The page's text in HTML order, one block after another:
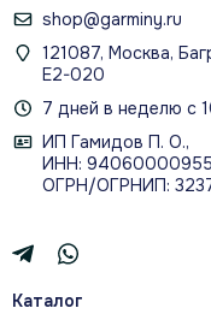
shop@garminy.ru
121087, Москва,
Е2-020
7 дней в неделю с
ИП Гамидов П. О.,
ИНН:
ОГРН/ОГРНИП:
Каталог